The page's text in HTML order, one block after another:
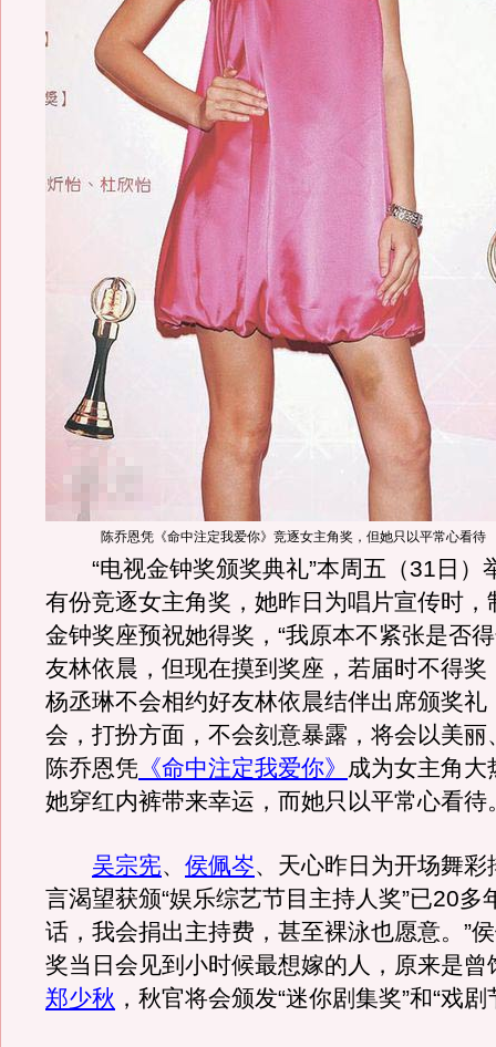
陈乔恩凭《命中注定我爱你》竞逐女主角奖，但她只以平常心看待
“电视金钟奖颁奖典礼”本周五（31日）
有份竞逐女主角奖，她昨日为唱片宣传时，
金钟奖座预祝她得奖，“我原本不紧张是否
友林依晨，但现在摸到奖座，若届时不得奖
杨丞琳不会相约好友林依晨结伴出席颁奖礼
会，打扮方面，不会刻意暴露，将会以美丽
陈乔恩凭 《命中注定我爱你》 成为女主角大
她穿红内裤带来幸运，而她只以平常心看待
吴宗宪、 侯佩岑、天心昨日为开场舞彩
言渴望获颁“娱乐综艺节目主持人奖”已20多
话，我会捐出主持费，甚至裸泳也愿意。”
奖当日会见到小时候最想嫁的人，原来是曾
郑少秋 ，秋官将会颁发“迷你剧集奖”和“戏剧